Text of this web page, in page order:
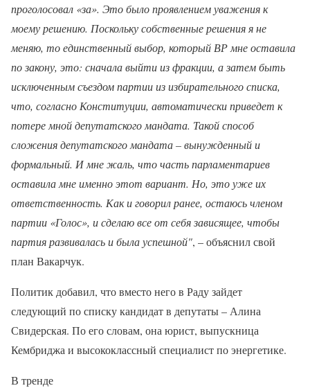
проголосовал «за». Это было проявлением уважения к
моему решению. Поскольку собственные решения я не
меняю, то единственный выбор, который ВР мне оставила
по закону, это: сначала выйти из фракции, а затем быть
исключенным съездом партии из избирательного списка,
что, согласно Конституции, автоматически приведет к
потере мной депутатского мандата. Такой способ
сложения депутатского мандата – вынужденный и
формальный. И мне жаль, что часть парламентариев
оставила мне именно этот вариант. Но, это уже их
ответственность. Как и говорил ранее, остаюсь членом
партии «Голос», и сделаю все от себя зависящее, чтобы
партия развивалась и была успешной", – объяснил свой
план Вакарчук.
Политик добавил, что вместо него в Раду зайдет
следующий по списку кандидат в депутаты – Алина
Свидерская. По его словам, она юрист, выпускница
Кембриджа и высококлассный специалист по энергетике.
В тренде